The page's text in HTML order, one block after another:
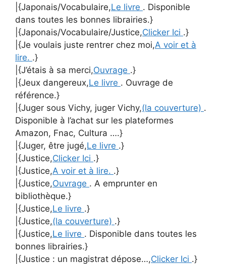
|{Japonais/Vocabulaire,Le livre . Disponible
dans toutes les bonnes librairies.}
|{Japonais/Vocabulaire/Justice,Clicker Ici .}
|{Je voulais juste rentrer chez moi,A voir et à
lire. .}
|{J’étais à sa merci,Ouvrage .}
|{Jeux dangereux,Le livre . Ouvrage de
référence.}
|{Juger sous Vichy, juger Vichy,(la couverture) .
Disponible à l’achat sur les plateformes
Amazon, Fnac, Cultura ….}
|{Juger, être jugé,Le livre .}
|{Justice,Clicker Ici .}
|{Justice,A voir et à lire. .}
|{Justice,Ouvrage . A emprunter en
bibliothèque.}
|{Justice,Le livre .}
|{Justice,(la couverture) .}
|{Justice,Le livre . Disponible dans toutes les
bonnes librairies.}
|{Justice : un magistrat dépose…,Clicker Ici .}